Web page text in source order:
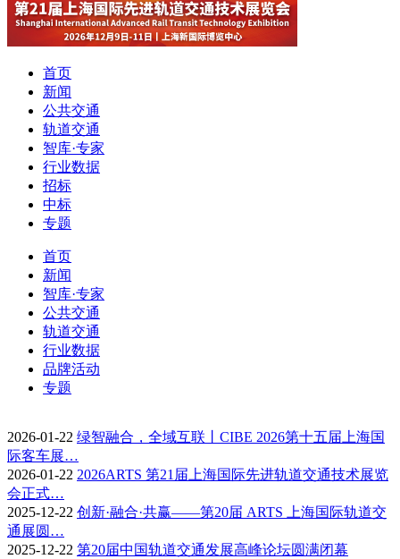
首页
新闻
公共交通
轨道交通
智库·专家
行业数据
招标
中标
专题
首页
新闻
智库·专家
公共交通
轨道交通
行业数据
品牌活动
专题
2026-01-22 绿智融合，全域互联丨CIBE 2026第十五届上海国
际客车展…
2026-01-22 2026ARTS 第21届上海国际先进轨道交通技术展览
会正式…
2025-12-22 创新·融合·共赢——第20届 ARTS 上海国际轨道交
通展圆…
2025-12-22 第20届中国轨道交通发展高峰论坛圆满闭幕